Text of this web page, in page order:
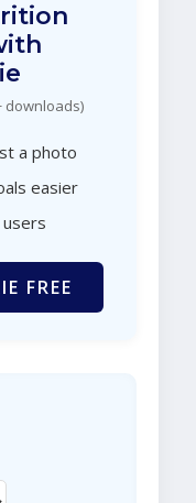
downloads)
a photo
easier
users
FREE